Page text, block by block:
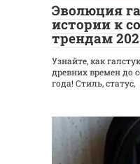
Эволюция
истории к
трендам
Узнайте, как
древних времен до
года! Стиль, статус,